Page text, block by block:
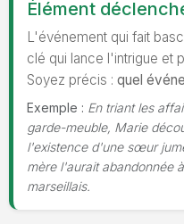
Élément
L'événement qui fait
clé qui lance l'intrigue et
Soyez précis : quel
Exemple : En triant les
garde-meuble, Marie
l'existence d'une sœur
mère l'aurait abandonnée
marseillais.